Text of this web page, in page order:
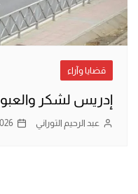
قضايا وآراء
إدريس لشكر
عبد الرحيم التوراني